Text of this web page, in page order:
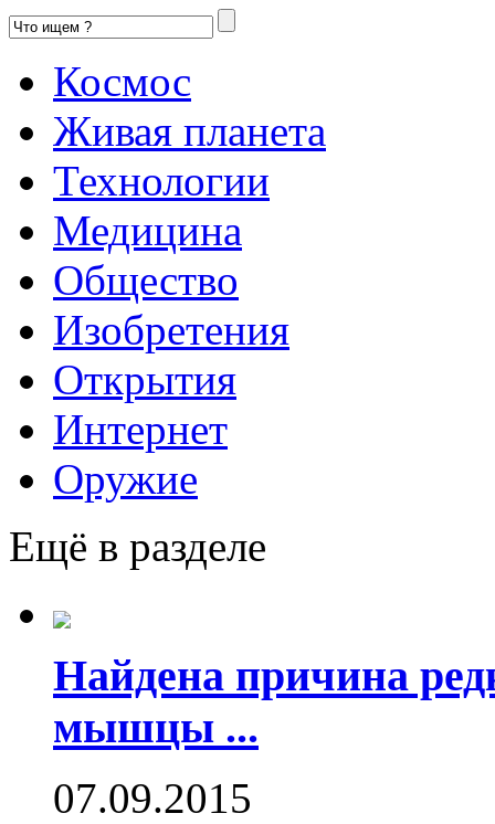
Космос
Живая планета
Технологии
Медицина
Общество
Изобретения
Открытия
Интернет
Оружие
Ещё в разделе
Найдена причина
мышцы ...
07.09.2015